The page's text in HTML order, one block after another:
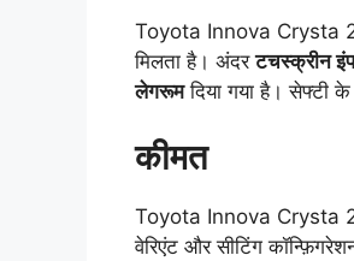
Toyota Innova Crysta
मिलता है। अंदरटचस्क्रीन
लेगरूमदिया गया है। सेफ्टी
कीमत
Toyota Innova Crysta
वेरिएंट और सीटिंग